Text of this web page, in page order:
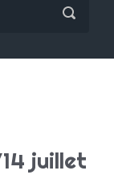
juillet